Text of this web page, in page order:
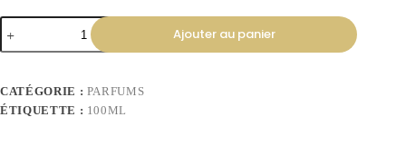
Ajouter au panier
CATÉGORIE : PARFUMS
ÉTIQUETTE : 100ML